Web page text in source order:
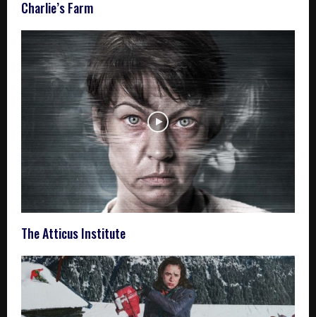
Charlie’s Farm
The Atticus Institute